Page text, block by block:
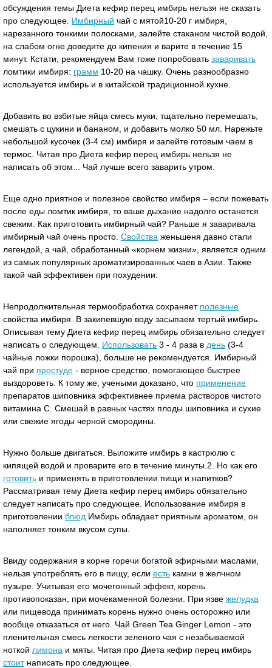
обсуждения темы Диета кефир перец имбирь нельзя не сказать
про следующее. Имбирный чай с мятой10-20 г имбиря,
нарезанного тонкими полосками, залейте стаканом чистой водой,
на слабом огне доведите до кипения и варите в течение 15
минут. Кстати, рекомендуем Вам тоже попробовать заваривать
ломтики имбиря: грамм 10-20 на чашку. Очень разнообразно
используется имбирь и в китайской традиционной кухне.
Добавить во взбитые яйца смесь муки, тщательно перемешать,
смешать с цукини и бананом, и добавить молко 50 мл. Нарежьте
небольшой кусочек (3-4 см) имбиря и залейте готовым чаем в
термос. Читая про Диета кефир перец имбирь нельзя не
написать об этом... Чай лучше всего заварить утром.
Еще одно приятное и полезное свойство имбиря – если пожевать
после еды ломтик имбиря, то ваше дыхание надолго останется
свежим. Как приготовить имбирный чай? Раньше я заваривала
имбирный чай очень просто. Свойства женьшеня давно стали
легендой, а чай, обработанный «корнем жизни», является одним
из самых популярных ароматизированных чаев в Азии. Также
такой чай эффективен при похудении.
Непродолжительная термообработка сохраняет полезные
свойства имбиря. В закипевшую воду засыпаем тертый имбирь.
Описывая тему Диета кефир перец имбирь обязательно следует
написать о следующем. Использовать 3 - 4 раза в день (3-4
чайные ложки порошка), больше не рекомендуется. Имбирный
чай при простуде - верное средство, помогающее быстрее
выздороветь. К тому же, учеными доказано, что применение
препаратов шиповника эффективнее приема растворов чистого
витамина С. Смешай в равных частях плоды шиповника и сухие
или свежие ягоды черной смородины.
Нужно больше двигаться. Выложите имбирь в кастрюлю с
кипящей водой и проварите его в течение минуты.2. Но как его
готовить и применять в приготовлении пищи и напитков?
Рассматривая тему Диета кефир перец имбирь обязательно
следует написать про следующее. Использование имбиря в
приготовлении блюд Имбирь обладает приятным ароматом, он
наполняет тонким вкусом супы.
Ввиду содержания в корне горечи богатой эфирными маслами,
нельзя употреблять его в пищу, если есть камни в желчном
пузыре. Учитывая его мочегонный эффект, корень
противопоказан, при мочекаменной болезни. При язве желудка
или пищевода принимать корень нужно очень осторожно или
вообще отказаться от него. Чай Green Tea Ginger Lemon - это
пленительная смесь легкости зеленого чая с незабываемой
ноткой лимона и мяты. Читая про Диета кефир перец имбирь
стоитнаписать про следующее.